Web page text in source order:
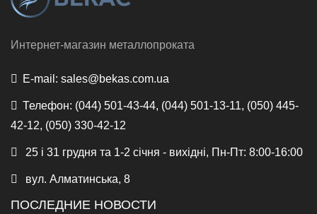
Интернет-магазин металлопроката
E-mail: sales@bekas.com.ua
Телефон: (044) 501-43-44, (044) 501-13-11, (050) 445-
42-12, (050) 330-42-12
25 і 31 грудня та 1-2 січня - вихідні, Пн-Пт: 8:00-16:00
вул. Алматинська, 8
ПОСЛЕДНИЕ НОВОСТИ